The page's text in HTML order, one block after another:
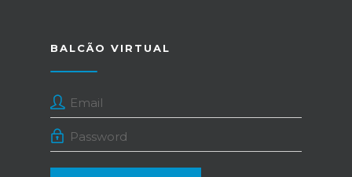
BALCÃO VIRTUAL